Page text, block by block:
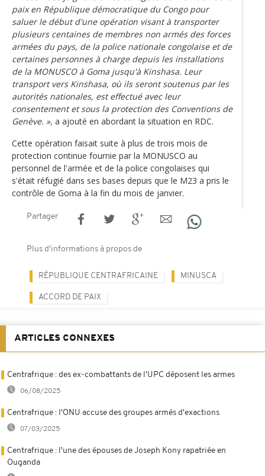
paix en République démocratique du Congo pour
saluer le début d'une opération visant à transporter
plusieurs centaines de membres non armés des forces
armées du pays, de la police nationale congolaise et de
certaines personnes à charge depuis les installations
de la MONUSCO à Goma jusqu'à Kinshasa. Leur
transport vers Kinshasa, où ils seront soutenus par les
autorités nationales, est effectué avec leur
consentement et sous la protection des Conventions de
Genève. », a ajouté en abordant la situation en RDC.
Cette opération faisait suite à plus de trois mois de
protection continue fournie par la MONUSCO au
personnel de l'armée et de la police congolaises qui
s'était réfugié dans ses bases depuis que le M23 a pris le
contrôle de Goma à la fin du mois de janvier.
Partager
Plus d'informations à propos de
RÉPUBLIQUE CENTRAFRICAINE MINUSCA
ACCORD DE PAIX
ARTICLES CONNEXES
Centrafrique : des ex-combattants de l'UPC déposent les armes
06/08/2025
Centrafrique : l'ONU accuse des groupes armés d'exactions
07/03/2025
Centrafrique : l'une des épouses de Joseph Kony rapatriée en
Ouganda